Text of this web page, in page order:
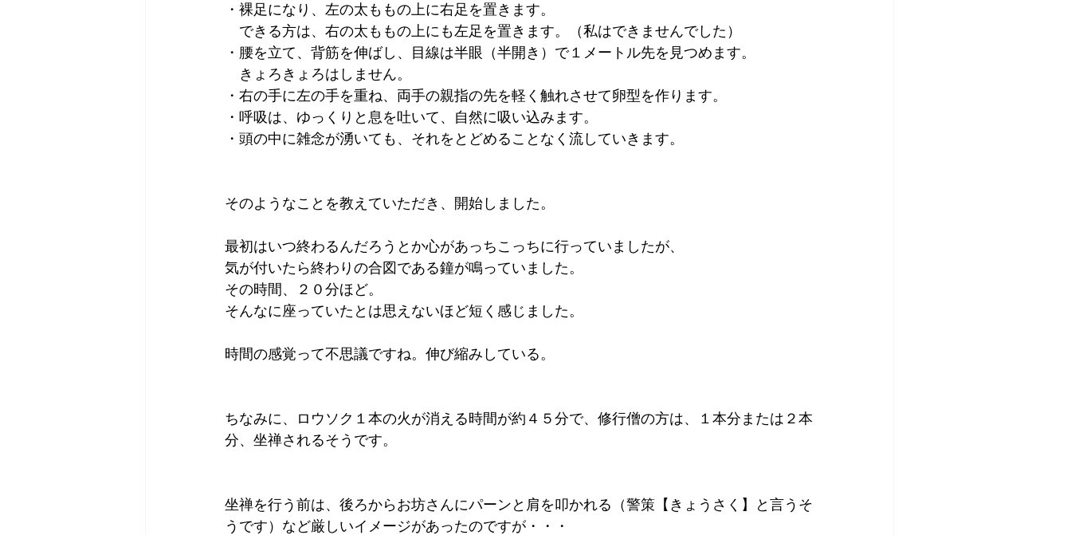
・裸足になり、左の太ももの上に右足を置きます。
できる方は、右の太ももの上にも左足を置きます。（私はできませんでした）
・腰を立て、背筋を伸ばし、目線は半眼（半開き）で１メートル先を見つめます。
きょろきょろはしません。
・右の手に左の手を重ね、両手の親指の先を軽く触れさせて卵型を作ります。
・呼吸は、ゆっくりと息を吐いて、自然に吸い込みます。
・頭の中に雑念が湧いても、それをとどめることなく流していきます。
そのようなことを教えていただき、開始しました。
最初はいつ終わるんだろうとか心があっちこっちに行っていましたが、
気が付いたら終わりの合図である鐘が鳴っていました。
その時間、２０分ほど。
そんなに座っていたとは思えないほど短く感じました。
時間の感覚って不思議ですね。伸び縮みしている。
ちなみに、ロウソク１本の火が消える時間が約４５分で、修行僧の方は、１本分または２本
分、坐禅されるそうです。
坐禅を行う前は、後ろからお坊さんにパーンと肩を叩かれる（警策【きょうさく】と言うそ
うです）など厳しいイメージがあったのですが・・・